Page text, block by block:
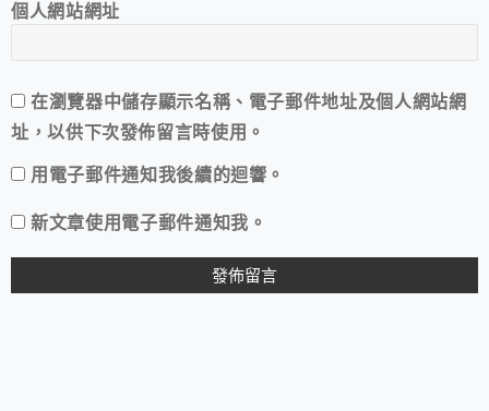
個人網站網址
在瀏覽器中儲存顯示名稱、電子郵件地址及個人網站網
址，以供下次發佈留言時使用。
用電子郵件通知我後續的迴響。
新文章使用電子郵件通知我。